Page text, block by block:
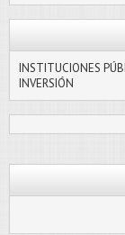
INSTITUCIONES
INVERSIÓN